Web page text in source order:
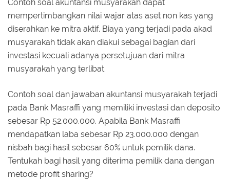
Contoh soal akuntansi musyarakah dapat
mempertimbangkan nilai wajar atas aset non kas yang
diserahkan ke mitra aktif. Biaya yang terjadi pada akad
musyarakah tidak akan diakui sebagai bagian dari
investasi kecuali adanya persetujuan dari mitra
musyarakah yang terlibat.
Contoh soal dan jawaban akuntansi musyarakah terjadi
pada Bank Masraffi yang memiliki investasi dan deposito
sebesar Rp 52.000.000. Apabila Bank Masraffi
mendapatkan laba sebesar Rp 23.000.000 dengan
nisbah bagi hasil sebesar 60% untuk pemilik dana.
Tentukah bagi hasil yang diterima pemilik dana dengan
metode profit sharing?